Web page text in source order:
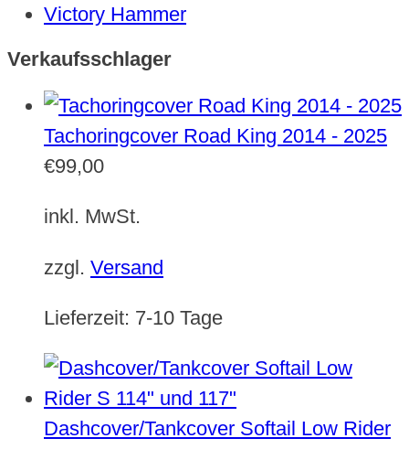
Victory Hammer
Verkaufsschlager
Tachoringcover Road King 2014 - 2025
€99,00
inkl. MwSt.
zzgl. Versand
Lieferzeit: 7-10 Tage
Dashcover/Tankcover Softail Low Rider